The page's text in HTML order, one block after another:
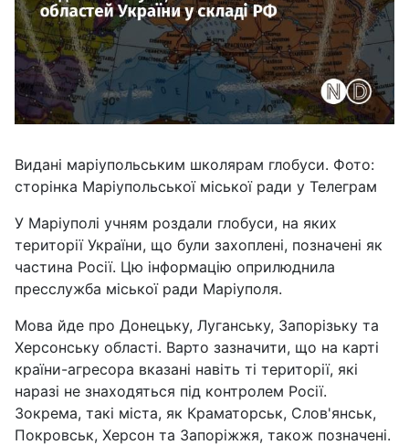
Видані маріупольським школярам глобуси. Фото:
сторінка Маріупольської міської ради у Телеграм
У Маріуполі учням роздали глобуси, на яких
території України, що були захоплені, позначені як
частина Росії. Цю інформацію оприлюднила
пресслужба міської ради Маріуполя.
Мова йде про Донецьку, Луганську, Запорізьку та
Херсонську області. Варто зазначити, що на карті
країни-агресора вказані навіть ті території, які
наразі не знаходяться під контролем Росії.
Зокрема, такі міста, як Краматорськ, Слов'янськ,
Покровськ, Херсон та Запоріжжя, також позначені.